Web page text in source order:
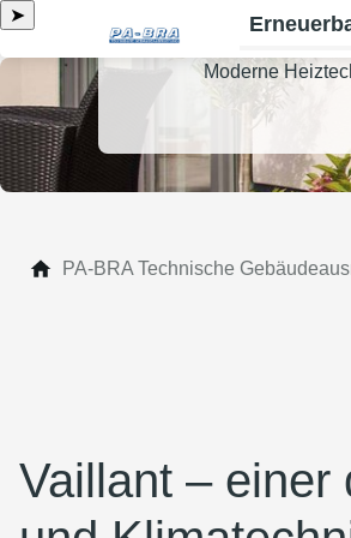
➤
Moderne
PA-BRA Technische
Vaillant – einer